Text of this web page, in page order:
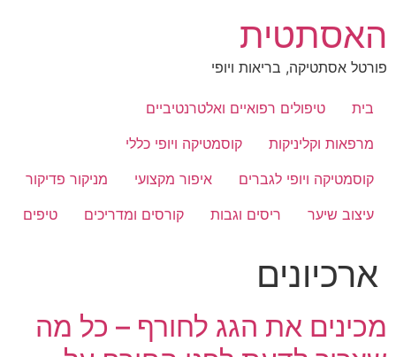
לתוכן
האסתטית
פורטל אסתטיקה, בריאות ויופי
בית
טיפולים רפואיים ואלטרנטיביים
מרפאות וקליניקות
קוסמטיקה ויופי כללי
קוסמטיקה ויופי לגברים
איפור מקצועי
מניקור פדיקור
עיצוב שיער
ריסים וגבות קורסים ומדריכים טיפים
ארכיונים
מכינים את הגג לחורף – כל מה